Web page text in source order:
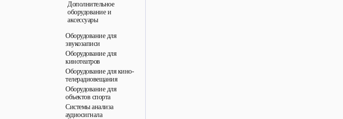
Дополнительное
оборудование и
аксессуары
Оборудование для
звукозаписи
Оборудование для
кинотеатров
Оборудование для кино-
телерадиовещания
Оборудование для
объектов спорта
Системы анализа
аудиосигнала